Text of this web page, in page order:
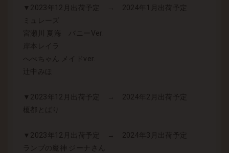
▼2023年12月出荷予定 → 2024年1月出荷予定
ミュレーズ
宮瀬川 夏海 バニーVer.
岸本レイラ
へべちゃん メイドver.
辻中みほ
▼2023年12月出荷予定 → 2024年2月出荷予定
榎都とばり
▼2023年12月出荷予定 → 2024年3月出荷予定
ランプの魔神 ジーナさん